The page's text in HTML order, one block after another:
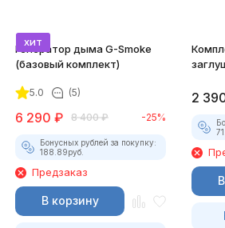
хит
Генератор дыма G-Smoke
(базовый комплект)
5.0 (5)
6 290 ₽ 8 400 ₽ -25%
Бонусных рублей за покупку:
188.89руб.
Предзаказ
В корзину
2